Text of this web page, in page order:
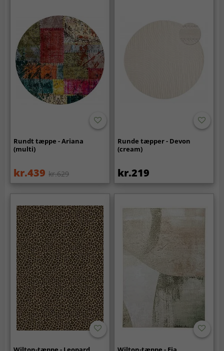
Rundt tæppe - Ariana
(multi)
kr.439 kr.629
Runde tæpper - Devon
(cream)
kr.219